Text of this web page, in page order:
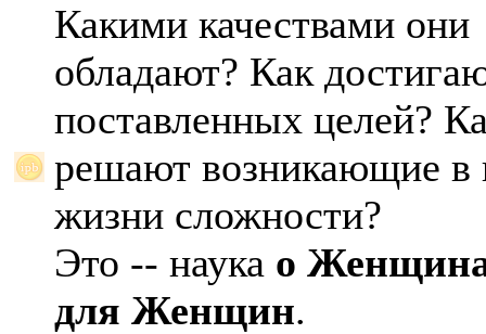
Какими качествами они
обладают? Как
поставленных целей?
решают возникающие в
жизни сложности?
Это -- наука о
для Женщин.